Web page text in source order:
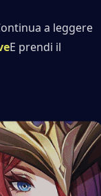
a leggere
E prendi il